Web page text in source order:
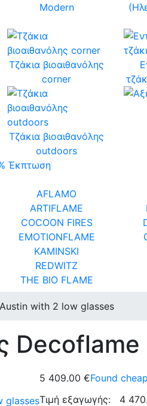
Modern
Τζάκια βιοαιθανόλης
corner
Τζάκια βιοαιθανόλης
outdoors
Έκπτωση
AFLAMO
ARTIFLAME
COCOON FIRES
EMOTIONFLAME
KAMINSKI
REDWITZ
THE BIO FLAME
with 2 low glasses
5 409.00 €Found
Τιμή εξαγωγής:
4